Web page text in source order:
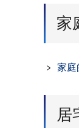
家
家庭
居